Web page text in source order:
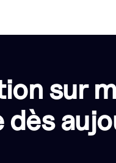
sur